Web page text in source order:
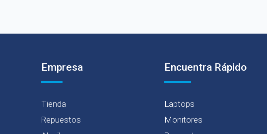
Empresa
Tienda
Repuestos
Encuentra Rápido
Laptops
Monitores